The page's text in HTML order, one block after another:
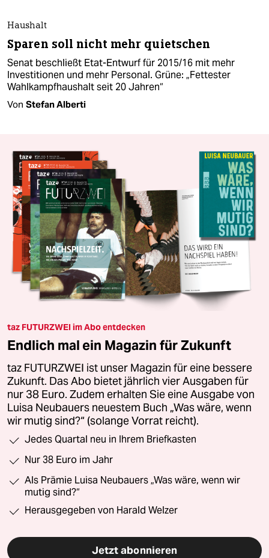
Haushalt
Sparen soll nicht mehr quietschen
Senat beschließt Etat-Entwurf für 2015/16 mit mehr
Investitionen und mehr Personal. Grüne: „Fettester
Wahlkampfhaushalt seit 20 Jahren“
Von Stefan Alberti
taz FUTURZWEI im Abo entdecken
Endlich mal ein Magazin für Zukunft
taz FUTURZWEI ist unser Magazin für eine bessere
Zukunft. Das Abo bietet jährlich vier Ausgaben für
nur 38 Euro. Zudem erhalten Sie eine Ausgabe von
Luisa Neubauers neuestem Buch „Was wäre, wenn
wir mutig sind?“ (solange Vorrat reicht).
Jedes Quartal neu in Ihrem Briefkasten
Nur 38 Euro im Jahr
Als Prämie Luisa Neubauers „Was wäre, wenn wir
mutig sind?“
Herausgegeben von Harald Welzer
Jetzt abonnieren